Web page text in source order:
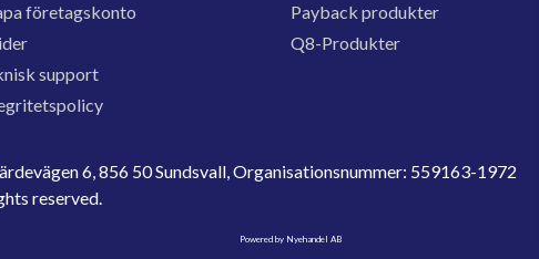
företagskonto
support
Payback produkter
Q8-Produkter
6, 856 50 Sundsvall, Organisationsnummer: 559163-1972
reserved.
Powered by Nyehandel AB